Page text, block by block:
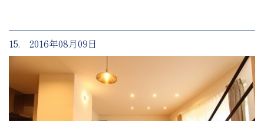
15. 2016年08月09日